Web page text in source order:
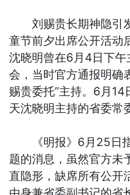
刘赐贵长期神隐引
童节前夕出席公开活动
沈晓明曾在6月4日下
会，当时官方通报明确
赐贵委托”主持。6月
天沈晓明主持的省委常
《明报》6月25日指
题的消息，虽然官方未
直隐形，缺席所有公开